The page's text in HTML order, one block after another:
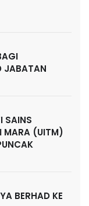
JABATAN
SAINS
MARA (UITM)
BERHAD KE